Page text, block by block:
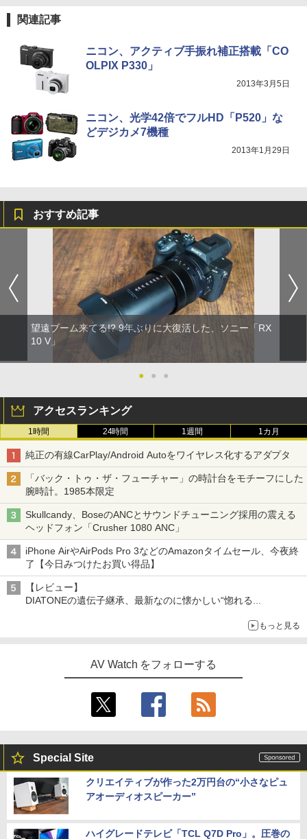
関連記事
ニコン、アクティブ手振れ補正搭載「CO
OLPIX P330」
2013年3月5日
ニコン、光学42倍でフルHD「P520」な
どデジカメ7機種
2013年1月29日
おすすめ記事
望遠ブーム来てる!? 9年ぶりに大復活した、ソニー「RX
10 V」
● ● ●
アクセスランキング
1時間 24時間 1週間 1カ月
純正の有線CarPlay/Android Autoをワイヤレス化するアダプタ
「バック・トゥ・ザ・フューチャー」の時計台をモチーフにした
腕時計。1985本限定
Skullcandy、BoseのANCとサウンドチューニング採用の震える
ヘッドフォン「Crusher 1080 ANC」
iPhone AirやAirPods Pro 3などのAmazonタイムセール、今夜終
了【今日みつけたお買い得品】
【レビュー】
DIATONEの遺伝子継承、最新なのに懐かしい“惚れる
もっと見る
AV Watch をフォローする
Special Site
クリエイティブが作った2万円台の“小さなピュ
アオーディオスピーカー”
ハイグレードテレビ「TCL Q7D Pro」。圧巻の